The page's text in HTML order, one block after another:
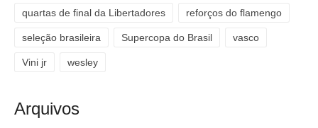
quartas de final da Libertadores reforços do flamengo
seleção brasileira Supercopa do Brasil vasco
Vini jr wesley
Arquivos